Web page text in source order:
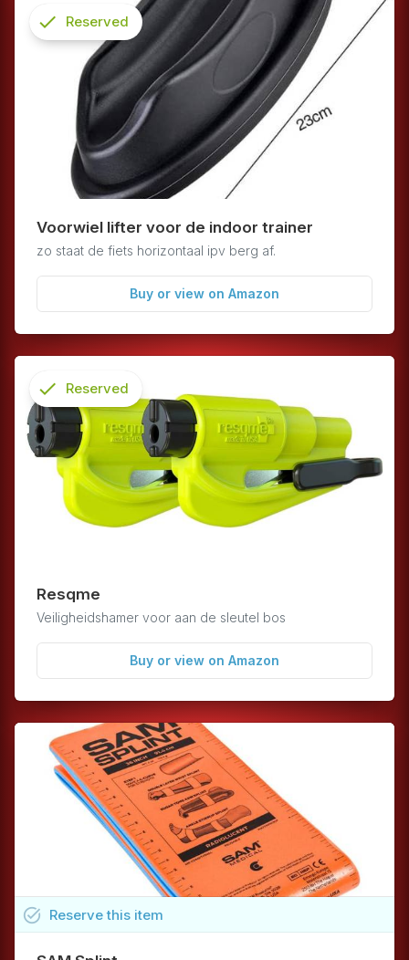
Voorwiel lifter voor de indoor trainer
zo staat de fiets horizontaal ipv berg af.
Buy or view on Amazon
check
Reserved
Resqme
Veiligheidshamer voor aan de sleutel bos
Buy or view on Amazon
check
info
Reserved
task_alt Reservethis item